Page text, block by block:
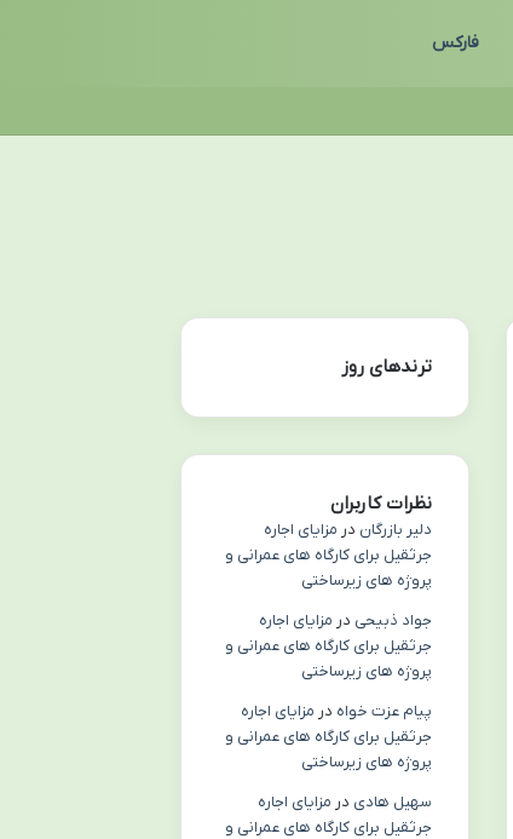
فارکس
ترندهای روز
نظرات کاربران
دلیر بازرگان در مزایای اجاره
جرثقیل برای کارگاه های عمرانی و
پروژه های زیرساختی
جواد ذبیحی در مزایای اجاره
جرثقیل برای کارگاه های عمرانی و
پروژه های زیرساختی
پیام عزت خواه در مزایای اجاره
جرثقیل برای کارگاه های عمرانی و
پروژه های زیرساختی
سهیل هادی در مزایای اجاره
جرثقیل برای کارگاه های عمرانی و